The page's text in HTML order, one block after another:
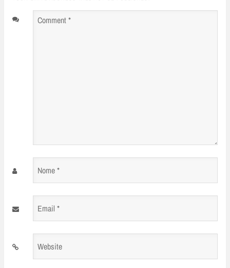
Comment
Nome
Email
Website